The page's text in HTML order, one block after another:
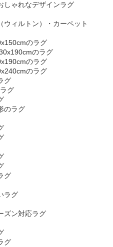
しゃれなデザインラグ
ウィルトン）・カーペット
のラグ
のラグ
のラグ
のラグ
グ
グ
のラグ
グ
ラグ
ズン対応ラグ
グ